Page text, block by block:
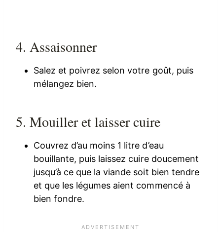
4. Assaisonner
Salez et poivrez selon votre goût, puis
mélangez bien.
5. Mouiller et laisser cuire
Couvrez d’au moins 1 litre d’eau
bouillante, puis laissez cuire doucement
jusqu’à ce que la viande soit bien tendre
et que les légumes aient commencé à
bien fondre.